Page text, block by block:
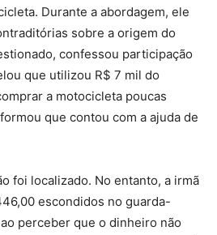
Durante a abordagem, ele
sobre a origem do
confessou participação
que utilizou R$ 7 mil do
a motocicleta poucas
que contou com a ajuda de
foi localizado. No entanto, a irmã
escondidos no guarda-
perceber que o dinheiro não